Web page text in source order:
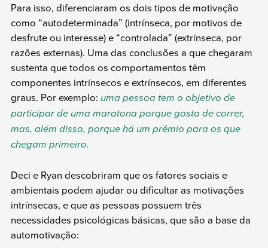
Para isso, diferenciaram os dois tipos de motivação
como “autodeterminada” (intrínseca, por motivos de
desfrute ou interesse) e “controlada” (extrínseca, por
razões externas). Uma das conclusões a que chegaram
sustenta que todos os comportamentos têm
componentes intrínsecos e extrínsecos, em diferentes
graus. Por exemplo: uma pessoa tem o objetivo de
participar de uma maratona porque gosta de correr,
mas, além disso, porque há um prêmio para os que
chegam primeiro.
Deci e Ryan descobriram que os fatores sociais e
ambientais podem ajudar ou dificultar as motivações
intrínsecas, e que as pessoas possuem três
necessidades psicológicas básicas, que são a base da
automotivação: